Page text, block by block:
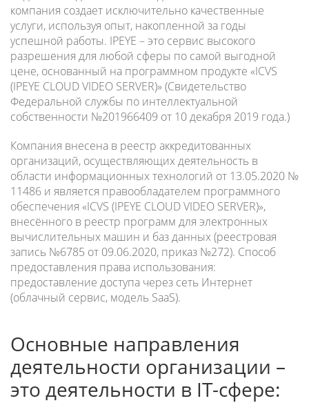
компания создает исключительно качественные
услуги, используя опыт, накопленной за годы
успешной работы. IPEYE – это сервис высокого
разрешения для любой сферы по самой выгодной
цене, основанный на программном продукте «ICVS
(IPEYE CLOUD VIDEO SERVER)» (Свидетельство
Федеральной службы по интеллектуальной
собственности №201966409 от 10 декабря 2019 года.)
Компания внесена в реестр аккредитованных
организаций, осуществляющих деятельность в
области информационных технологий от 13.05.2020 №
11486 и является правообладателем программного
обеспечения «ICVS (IPEYE CLOUD VIDEO SERVER)»,
внесённого в реестр программ для электронных
вычислительных машин и баз данных (реестровая
запись №6785 от 09.06.2020, приказ №272). Способ
предоставления права использования:
предоставление доступа через сеть Интернет
(облачный сервис, модель SaaS).
Основные направления
деятельности организации –
это деятельности в IT-сфере: